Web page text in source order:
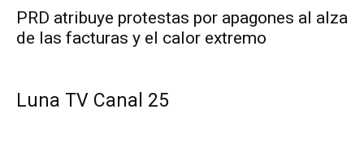
PRD atribuye protestas por apagones al alza
de las facturas y el calor extremo
Luna TV Canal 25